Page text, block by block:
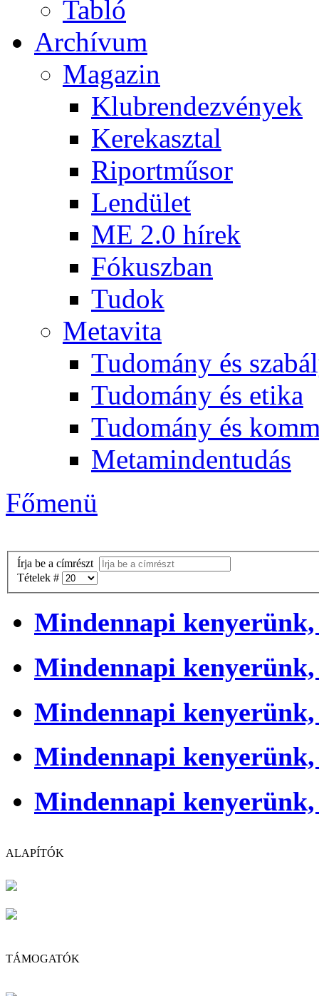
Tabló
Archívum
Magazin
Klubrendezvények
Kerekasztal
Riportműsor
Lendület
ME 2.0 hírek
Fókuszban
Tudok
Metavita
Tudomány és
Tudomány és etika
Tudomány és
Metamindentudás
Főmenü
Írja be a címrészt
Tételek #
Mindennapi
Mindennapi
Mindennapi
Mindennapi
Mindennapi
ALAPÍTÓK
TÁMOGATÓK